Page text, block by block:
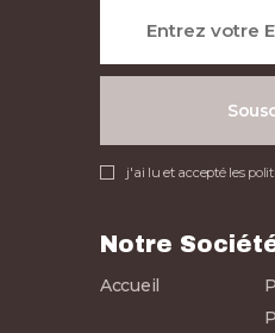
j'ai lu et accepté les
Notre
Accueil